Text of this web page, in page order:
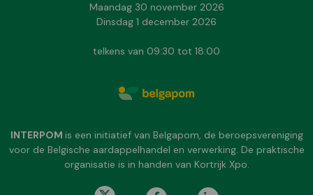
Maandag 30 november 2026
Dinsdag 1 december 2026
telkens van 09:30 tot 18:00
INTERPOM is een initiatief van Belgapom, de beroepsvereniging
voor de Belgische aardappelhandel en verwerking. De praktische
organisatie is in handen van Kortrijk Xpo.